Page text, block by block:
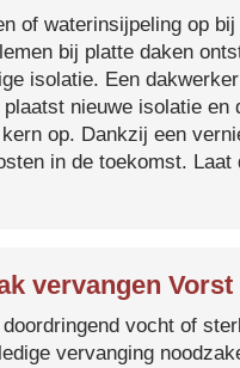
of waterinsijpeling op
bij platte daken
isolatie. Een
nieuwe isolatie
op. Dankzij een
in de toekomst.
vervangen Vorst
vocht of
vervanging